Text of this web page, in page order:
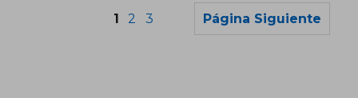
1 2 3 Página Siguiente